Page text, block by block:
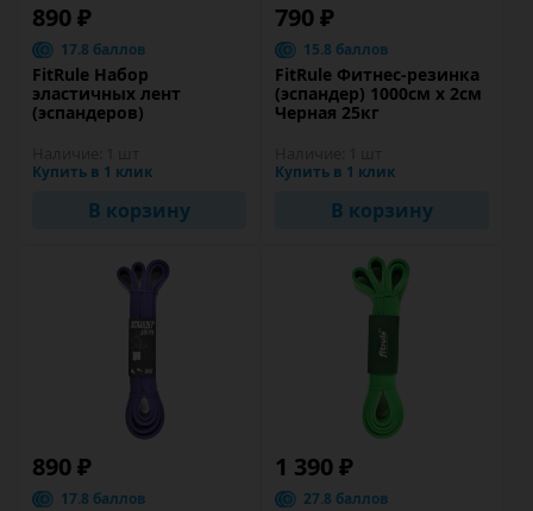
890 ₽
17.8 баллов
FitRule Набор
эластичных лент
(эспандеров)
Купить в 1 клик
В корзину
790 ₽
15.8 баллов
FitRule Фитнес-резинка
(эспандер) 1000см х 2см
Черная 25кг
Купить в 1 клик
В корзину
890 ₽
17.8 баллов
1 390 ₽
27.8 баллов